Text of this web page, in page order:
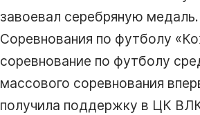
завоевал серебряную медаль.
Соревнования по футболу
соревнование по футболу
массового соревнования
получила поддержку в ЦК